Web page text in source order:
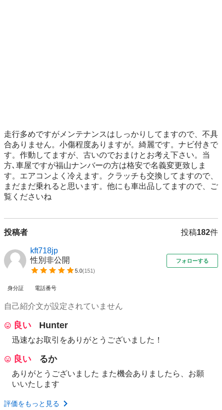
走行多めですがメンテナンスはしっかりしてますので、不具
合ありません。小傷程度ありますが。綺麗です。ナビ付きで
す。作動してますが、古いのでおまけとお考え下さい。当
方､車屋ですが福山ナンバーの方は格安で名義変更致しま
す。エアコンよく冷えます。クラッチも交換してますので、
まだまだ乗れると思います。他にも車出品してますので、ご
覧くださいね
投稿者 投稿182件
kft718jp
性別非公開
5.0(151)
フォローする
身分証 電話番号
自己紹介文が設定されていません
良い Hunter
迅速なお取引をありがとうございました！
良い るか
ありがとうございました また機会ありましたら、お願
いいたします
評価をもっと見る